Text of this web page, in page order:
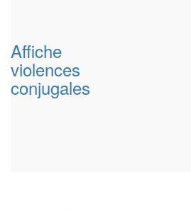
Affiche
violences
conjugales